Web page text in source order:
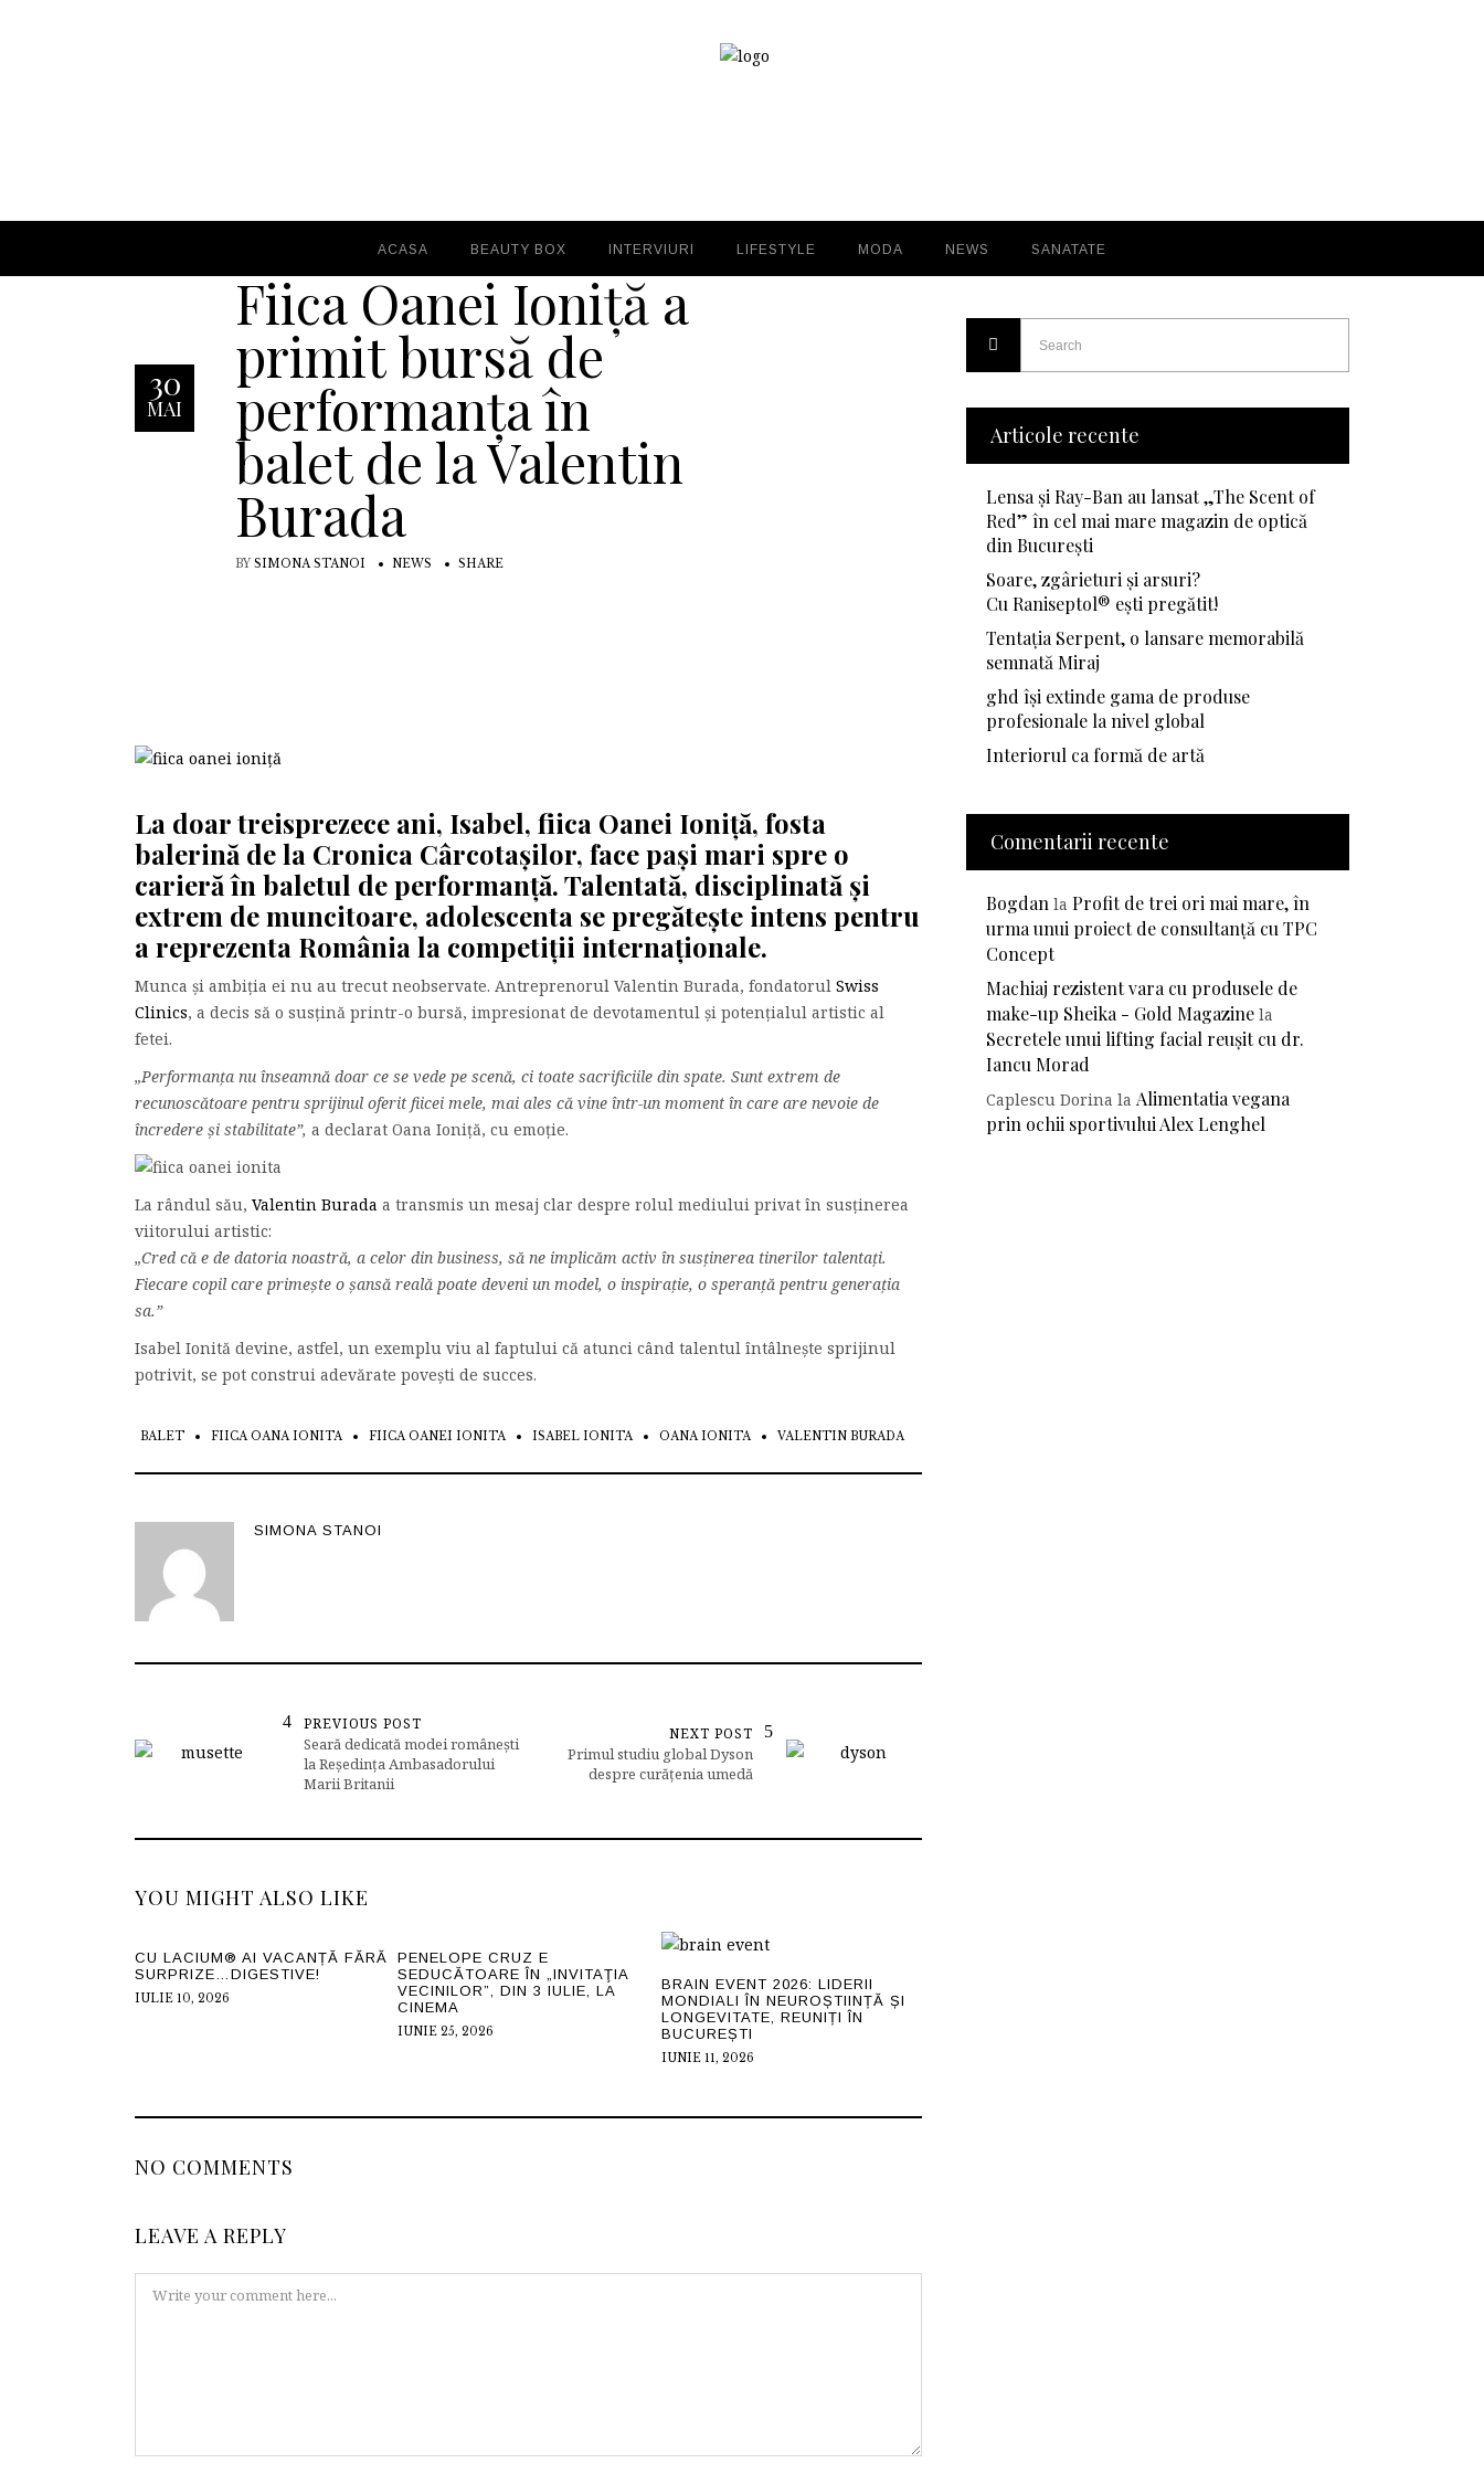
ACASA BEAUTY BOX INTERVIURI LIFESTYLE MODA NEWS SANATATE
30
MAI
Fiica Oanei Ioniță a
primit bursă de
performanța în
balet de la Valentin
Burada
BY SIMONA STANOI NEWS SHARE
La doar treisprezece ani, Isabel, fiica Oanei Ioniță, fosta
balerină de la Cronica Cârcotașilor, face pași mari spre o
carieră în baletul de performanță. Talentată, disciplinată și
extrem de muncitoare, adolescenta se pregătește intens pentru
a reprezenta România la competiții internaționale.
Munca și ambiția ei nu au trecut neobservate. Antreprenorul Valentin Burada, fondatorul Swiss
Clinics, a decis să o susțină printr-o bursă, impresionat de devotamentul și potențialul artistic al
fetei.
„Performanța nu înseamnă doar ce se vede pe scenă, ci toate sacrificiile din spate. Sunt extrem de
recunoscătoare pentru sprijinul oferit fiicei mele, mai ales că vine într-un moment în care are nevoie de
încredere și stabilitate”, a declarat Oana Ioniță, cu emoție.
La rândul său, Valentin Burada a transmis un mesaj clar despre rolul mediului privat în susținerea
viitorului artistic:
„Cred că e de datoria noastră, a celor din business, să ne implicăm activ în susținerea tinerilor talentați.
Fiecare copil care primește o șansă reală poate deveni un model, o inspirație, o speranță pentru generația
sa.”
Isabel Ionită devine, astfel, un exemplu viu al faptului că atunci când talentul întâlnește sprijinul
potrivit, se pot construi adevărate povești de succes.
BALET FIICA OANA IONITA FIICA OANEI IONITA ISABEL IONITA OANA IONITA VALENTIN BURADA
SIMONA STANOI
PREVIOUS POST
Seară dedicată modei românești
la Reședința Ambasadorului
Marii Britanii
NEXT POST
Primul studiu global Dyson
despre curățenia umedă
YOU MIGHT ALSO LIKE
CU LACIUM® AI VACANȚĂ FĂRĂ
SURPRIZE…DIGESTIVE!
IULIE 10, 2026
PENELOPE CRUZ E
SEDUCĂTOARE ÎN „INVITAŢIA
VECINILOR”, DIN 3 IULIE, LA
CINEMA
IUNIE 25, 2026
BRAIN EVENT 2026: LIDERII
MONDIALI ÎN NEUROȘTIINȚĂ ȘI
LONGEVITATE, REUNIȚI ÎN
BUCUREȘTI
IUNIE 11, 2026
NO COMMENTS
LEAVE A REPLY
Articole recente
Lensa și Ray-Ban au lansat „The Scent of
Red” în cel mai mare magazin de optică
din București
Soare, zgârieturi și arsuri?
Cu Raniseptol® ești pregătit!
Tentația Serpent, o lansare memorabilă
semnată Miraj
ghd își extinde gama de produse
profesionale la nivel global
Interiorul ca formă de artă
Comentarii recente
Bogdan laProfit de trei ori mai mare, în
urma unui proiect de consultanță cu TPC
Concept
Machiaj rezistent vara cu produsele de
make-up Sheika - Gold Magazine la
Secretele unui lifting facial reușit cu dr.
Iancu Morad
Caplescu Dorina laAlimentatia vegana
prin ochii sportivului Alex Lenghel